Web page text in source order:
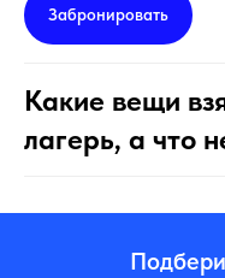
Забронировать
Какие вещи
лагерь, а что